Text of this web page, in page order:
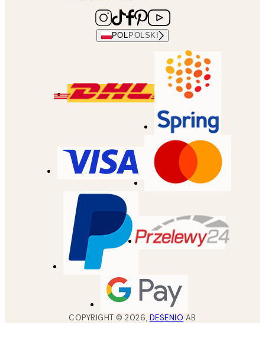
POL POLSKI
COPYRIGHT ©2026, DESENIO AB